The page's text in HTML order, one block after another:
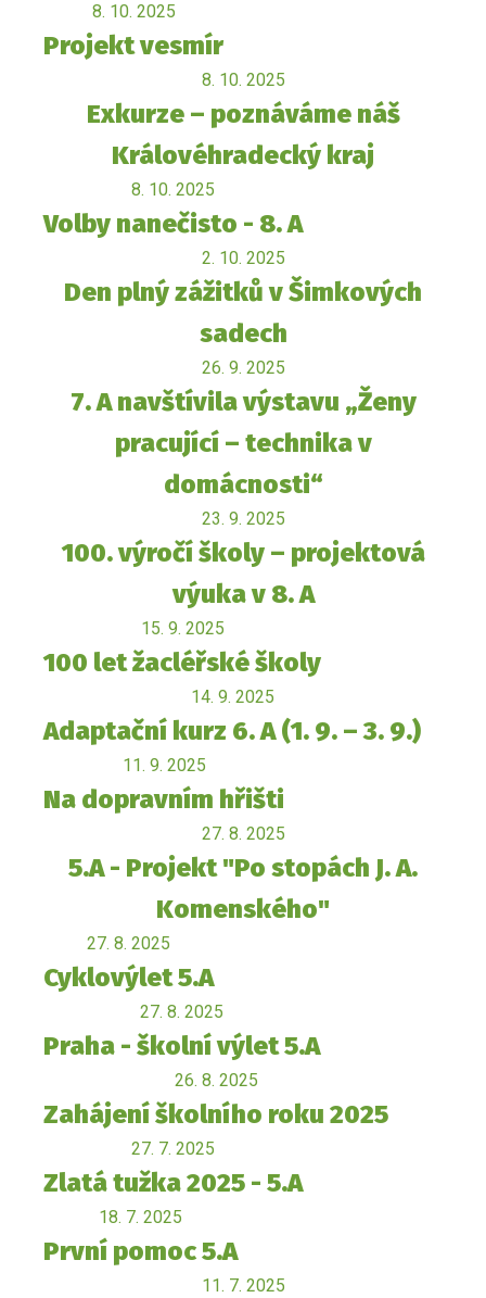
8. 10. 2025
Projekt vesmír
8. 10. 2025
Exkurze – poznáváme náš
Královéhradecký kraj
8. 10. 2025
Volby nanečisto - 8. A
2. 10. 2025
Den plný zážitků v Šimkových
sadech
26. 9. 2025
7. A navštívila výstavu „Ženy
pracující – technika v
domácnosti“
23. 9. 2025
100. výročí školy – projektová
výuka v 8. A
15. 9. 2025
100 let žacléřské školy
14. 9. 2025
Adaptační kurz 6. A (1. 9. – 3. 9.)
11. 9. 2025
Na dopravním hřišti
27. 8. 2025
5.A - Projekt "Po stopách J. A.
Komenského"
27. 8. 2025
Cyklovýlet 5.A
27. 8. 2025
Praha - školní výlet 5.A
26. 8. 2025
Zahájení školního roku 2025
27. 7. 2025
Zlatá tužka 2025 - 5.A
18. 7. 2025
První pomoc 5.A
11. 7. 2025